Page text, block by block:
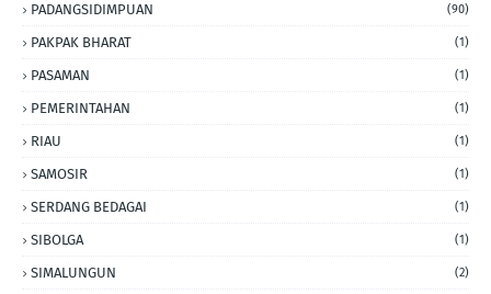
PADANGSIDIMPUAN (90)
PAKPAK BHARAT (1)
PASAMAN (1)
PEMERINTAHAN (1)
RIAU (1)
SAMOSIR (1)
SERDANG BEDAGAI (1)
SIBOLGA (1)
SIMALUNGUN (2)